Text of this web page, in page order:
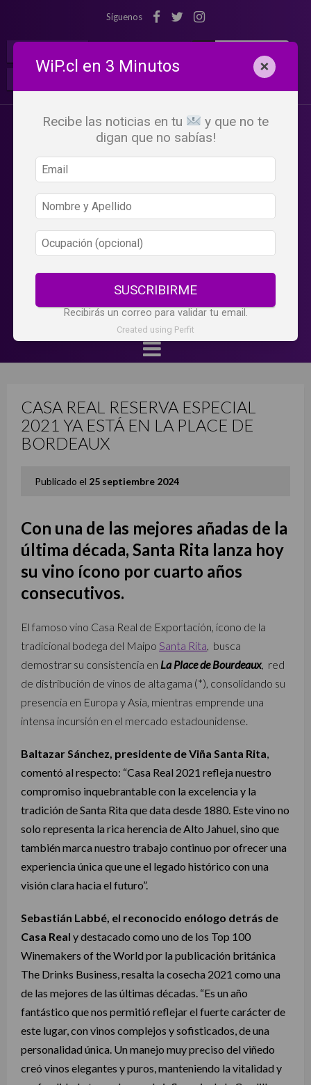
Síguenos
CASA REAL RESERVA ESPECIAL
2021 YA ESTÁ EN LA PLACE DE
BORDEAUX
Publicado el 25 septiembre 2024
Con una de las mejores añadas de la
última década, Santa Rita lanza hoy
su vino ícono por cuarto años
consecutivos.
El famoso vino Casa Real de Exportación, ícono de la
tradicional bodega del Maipo Santa Rita , busca
demostrar su consistencia en La Place de Bourdeaux, red
de distribución de vinos de alta gama (*), consolidando su
presencia en Europa y Asia, mientras emprende una
intensa incursión en el mercado estadounidense.
Baltazar Sánchez, presidente de Viña Santa Rita
comentó al respecto: “Casa Real 2021 refleja nuestro
compromiso inquebrantable con la excelencia y la
tradición de Santa Rita que data desde 1880. Este vino no
solo representa la rica herencia de Alto Jahuel, sino que
también marca nuestro trabajo continuo por ofrecer una
experiencia única que une el legado histórico con una
visión clara hacia el futuro”.
Sebastián Labbé, el reconocido enólogo detrás de
Casa Real y destacado como uno de los Top 100
Winemakers of the World por la publicación británica
The Drinks Business, resalta la cosecha 2021 como una
de las mejores de las últimas décadas. “Es un año
fantástico que nos permitió reflejar el fuerte carácter de
este lugar, con vinos complejos y sofisticados, de una
personalidad única. Un manejo muy preciso del viñedo
creó vinos elegantes y puros, manteniendo la vitalidad y
WiP.cl en 3 Minutos ×
Recibe las noticias en tu
y que no te
digan que no sabías!
SUSCRIBIRME
Recibirás un correo para validar tu email.
Created using Perfit